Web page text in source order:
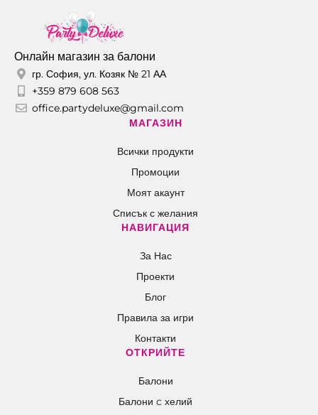
Онлайн магазин за балони
гр. София, ул. Козяк № 21 АА
+359 879 608 563
office.partydeluxe@gmail.com
МАГАЗИН
Всички продукти
Промоции
Моят акаунт
Списък с желания
НАВИГАЦИЯ
За Нас
Проекти
Блог
Правила за игри
Контакти
ОТКРИЙТЕ
Балони
Балони c хелий